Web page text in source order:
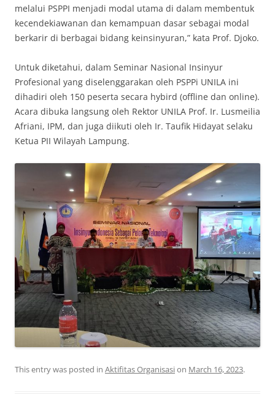
melalui PSPPI menjadi modal utama di dalam membentuk
kecendekiawanan dan kemampuan dasar sebagai modal
berkarir di berbagai bidang keinsinyuran,” kata Prof. Djoko.
Untuk diketahui, dalam Seminar Nasional Insinyur
Profesional yang diselenggarakan oleh PSPPi UNILA ini
dihadiri oleh 150 peserta secara hybird (offline dan online).
Acara dibuka langsung oleh Rektor UNILA Prof. Ir. Lusmeilia
Afriani, IPM, dan juga diikuti oleh Ir. Taufik Hidayat selaku
Ketua PII Wilayah Lampung.
This entry was posted in Aktifitas Organisasion March 16, 2023.